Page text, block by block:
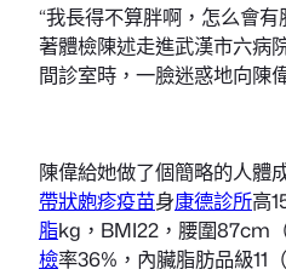
“我長得不算胖啊，怎么會
著體檢陳述走進武漢市六病
間診室時，一臉迷惑地向陳
陳偉給她做了個簡略的人體
帶狀皰疹疫苗身康德診所高
脂kg，BMI22，腰圍87cm
檢率36%，內臟脂肪品級11